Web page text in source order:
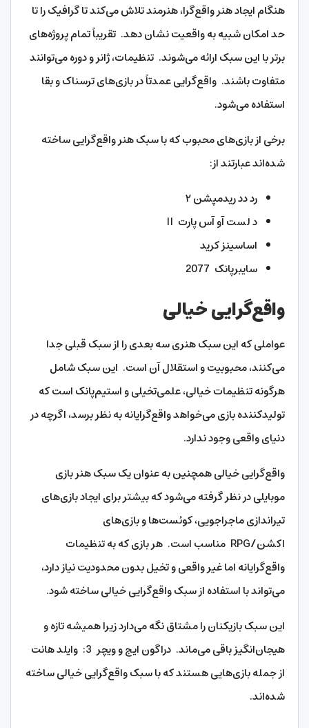
هنگام ایجاد هنر واقع‌گرا، هنرمند تلاش می‌کند تا گرافیک را تا
حد امکان شبیه به واقعیت نشان دهد. تقریباً تمام پروژه‌های
برتر با این سبک ارائه می‌شوند. تنظیمات، ژانر و دوره می‌توانند
متفاوت باشند. واقع‌گرایی عمدتاً در بازی‌های ترسناک و بقا
استفاده می‌شود.
برخی از بازی‌های محبوب که با سبک هنر واقع‌گرایی ساخته
شده‌اند عبارتند از:
رد دد ریدمپشن ۲
د لست آو آس پارت II
اساسینز کرید
سایبرپانک 2077
واقع‌گرایی خیالی
عواملی که این سبک هنری سه بعدی را از سبک قبلی جدا
می‌کنند، محبوبیت و استقلال آن است. این سبک شامل
هرگونه تنظیمات خیالی، علمی‌تخیلی و استیم‌پانک است که
تولیدکننده بازی می‌خواهد واقع‌گرایانه به نظر برسد، اگرچه در
دنیای واقعی وجود ندارد.
واقع‌گرایی خیالی همچنین به عنوان یک سبک هنر بازی
موبایلی در نظر گرفته می‌شود که بیشتر برای ایجاد بازی‌های
تیراندازی ماجراجویی، کوئست‌ها و بازی‌های
اکشن/RPG مناسب است. هر بازی که به تنظیمات
واقع‌گرایانه اما غیر واقعی و تخیل بدون محدودیت نیاز دارد،
می‌تواند با استفاده از سبک واقع‌گرایی خیالی ساخته شود.
این سبک بازیکنان را مشتاق نگه می‌دارد زیرا همیشه تازه و
هیجان‌انگیز باقی می‌ماند. دراگون ایج و ویچر 3: وایلد هانت
از جمله بازی‌هایی هستند که با سبک واقع‌گرایی خیالی ساخته
شده‌اند.